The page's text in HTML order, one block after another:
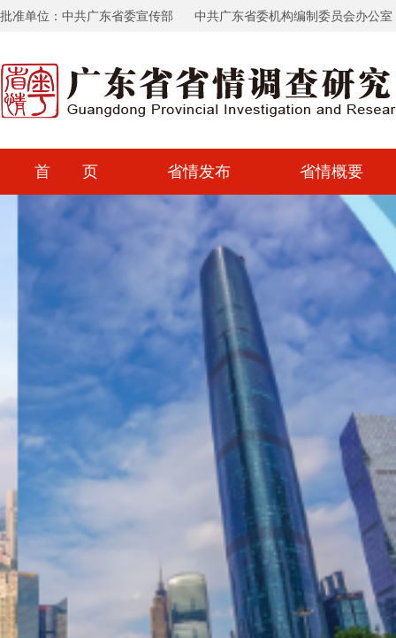
批准单位：中共广东省委宣传部 中共广东省委机构编制委员会办公室
首 页 省情发布 省情概要